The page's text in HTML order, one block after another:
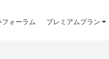
ォーラム プレミアムプラン